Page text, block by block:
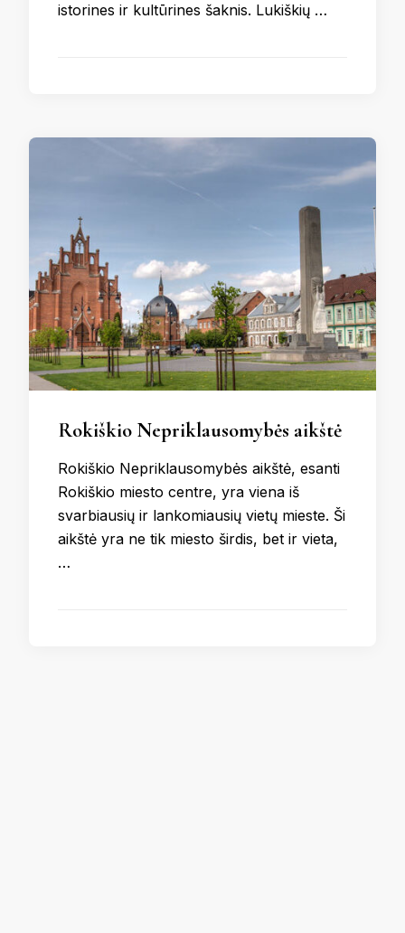
istorines ir kultūrines šaknis. Lukiškių …
Rokiškio Nepriklausomybės aikštė
Rokiškio Nepriklausomybės aikštė, esanti
Rokiškio miesto centre, yra viena iš
svarbiausių ir lankomiausių vietų mieste. Ši
aikštė yra ne tik miesto širdis, bet ir vieta,
…